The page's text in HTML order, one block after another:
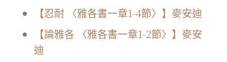
【忍耐 〈雅各書一章1-4節〉】麥安迪
【論雅各 〈雅各書一章1-2節〉】麥安
迪